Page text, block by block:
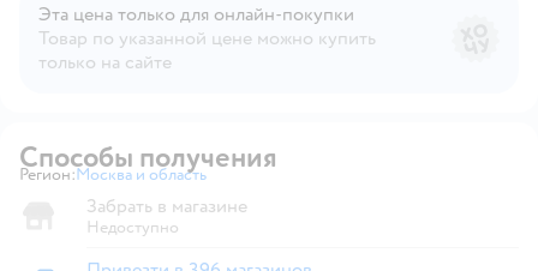
Эта цена только для онлайн‑покупки
Товар по указанной цене можно купить
только на сайте
Способы получения
Регион: Выбор адреса доставки.
Москва и область
Забрать в магазине
Недоступно